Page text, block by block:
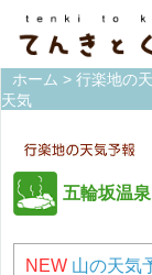
ホーム > 行楽地の
天気
五輪坂温
NEW 山の天気